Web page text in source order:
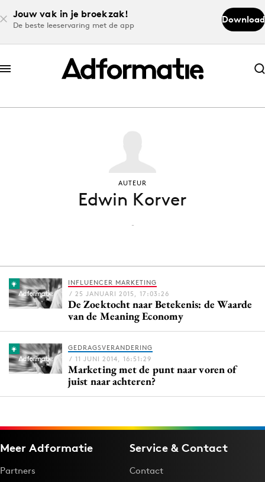
Jouw vak in je broekzak!
De beste leeservaring met de app
Download
Abonneer nu
Abonneer nu
Download de app
Volg het laatste nieuws via de Adformatie
Menu
9 sept: GenAI-training
12 nov: MarketingLive!
Opleidingen
Vacatures
AUTEUR
Edwin Korver
-
INFLUENCER MARKETING
/ 25 JANUARI 2015, 17:03:26
De Zoektocht naar Betekenis: de Waarde
van de Meaning Economy
GEDRAGSVERANDERING
/ 11 JUNI 2014, 16:51:29
Marketing met de punt naar voren of
juist naar achteren?
Meer Adformatie
Partners
Service & Contact
Contact